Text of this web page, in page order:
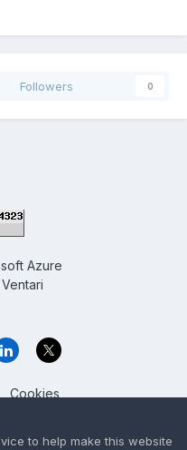
Followers 0
Azure
Ventari
Cookies
GE
Community
to help make this website